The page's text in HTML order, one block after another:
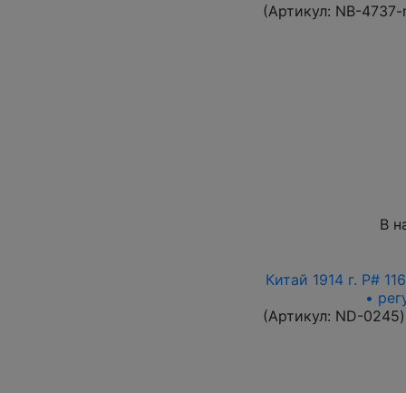
(Артикул: NB-4737-
В
Китай 1914 г. P#
•
(Артикул: ND-0245)